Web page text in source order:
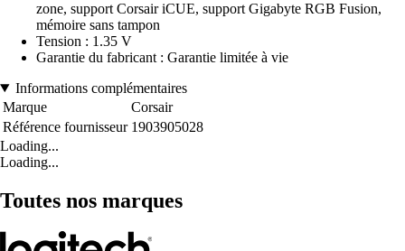
zone, support Corsair iCUE, support Gigabyte RGB Fusion,
mémoire sans tampon
Tension : 1.35 V
Garantie du fabricant : Garantie limitée à vie
Informations complémentaires
Marque
Corsair
Référence fournisseur 1903905028
Loading...
Loading...
Toutes nos marques